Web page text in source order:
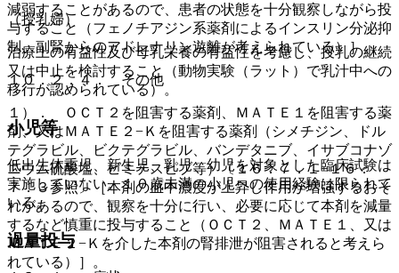
（授乳婦）
治療上の有益性及び母乳栄養の有益性を考慮し、授乳の継続
又は中止を検討すること（動物実験（ラット）で乳汁中への
移行が認められている）。
小児等
低出生体重児、新生児、乳児、幼児を対象とした臨床試験は
実施していない。１０歳未満の小児への使用経験は限られて
いる。
過量投与
減弱することがあるので、患者の状態を十分観察しながら投
与すること（フェノチアジン系薬剤によるインスリン分泌抑
制、副腎からのアドレナリン遊離が考えられている）］。
１０．２．４． その他
１）． ＯＣＴ２を阻害する薬剤、ＭＡＴＥ１を阻害する薬
剤、又はＭＡＴＥ２−Ｋを阻害する薬剤（シメチジン、ドル
テグラビル、ビクテグラビル、バンデタニブ、イサブコナゾ
ニウム硫酸塩、ピミテスピブ等）〔１６．７．１−１６．
７．３参照〕［本剤の血中濃度が上昇し作用が増強するおそ
れがあるので、観察を十分に行い、必要に応じて本剤を減量
するなど慎重に投与すること（ＯＣＴ２、ＭＡＴＥ１、又は
ＭＡＴＥ２−Ｋを介した本剤の腎排泄が阻害されると考えら
れている）］。